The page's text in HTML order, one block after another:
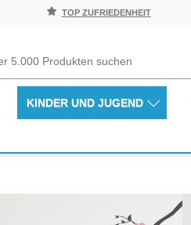
TOP ZUFRIEDENHEIT
KINDER UND JUGEND